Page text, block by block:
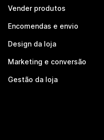
Vender produtos
Encomendas e envio
Design da loja
Marketing e conversão
Gestão da loja